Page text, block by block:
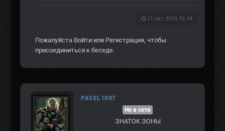
21 окт 2015 16:34
Пожалуйста Войти или Регистрация, чтобы
присоединиться к беседе.
PAVEL1097
Не в сети
ЗНАТОК ЗОНЫ